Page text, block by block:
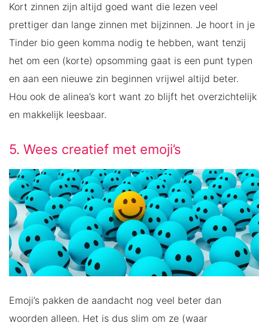
Kort zinnen zijn altijd goed want die lezen veel
prettiger dan lange zinnen met bijzinnen. Je hoort in je
Tinder bio geen komma nodig te hebben, want tenzij
het om een (korte) opsomming gaat is een punt typen
en aan een nieuwe zin beginnen vrijwel altijd beter.
Hou ook de alinea’s kort want zo blijft het overzichtelijk
en makkelijk leesbaar.
5. Wees creatief met emoji’s
Emoji’s pakken de aandacht nog veel beter dan
woorden alleen. Het is dus slim om ze (waar